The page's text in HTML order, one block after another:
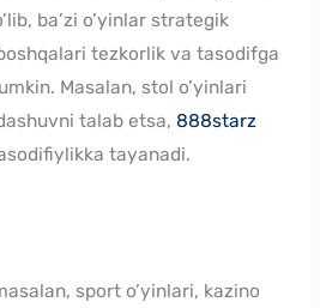
ba’zi o’yinlar strategik
tezkorlik va tasodifga
Masalan, stol o’yinlari
talab etsa, 888starz
tayanadi.
sport o’yinlari, kazino